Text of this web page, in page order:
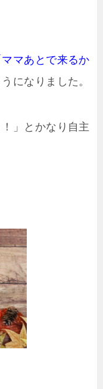
ママあとで来るか
になりました。
」とかなり自主